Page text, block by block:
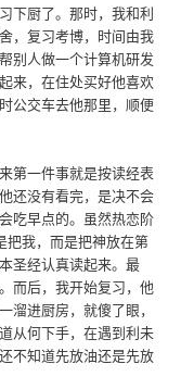
下厨了。那时，我和利
，复习考博，时间由我
别人做一个计算机研发
来，在住处买好他喜欢
公交车去他那里，顺便
第一件事就是按读经表
还没有看完，是决不会
吃早点的。虽然热恋阶
把我，而是把神放在第
圣经认真读起来。最
而后，我开始复习，他
溜进厨房，就傻了眼，
从何下手，在遇到利未
不知道先放油还是先放